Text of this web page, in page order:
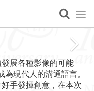
展各種影像的可能
現代人的溝通語言。
手發揮創意，在本次